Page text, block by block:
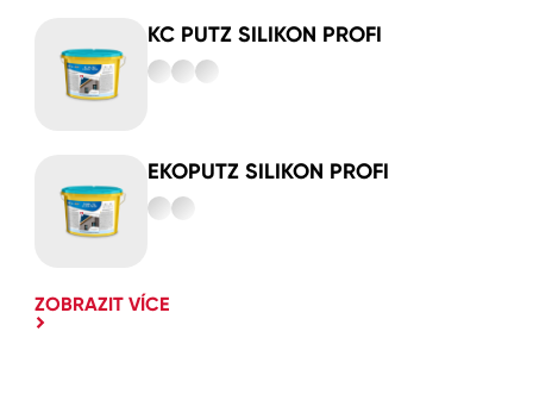
KC PUTZ SILIKON PROFI
EKOPUTZ SILIKON PROFI
ZOBRAZIT VÍCE